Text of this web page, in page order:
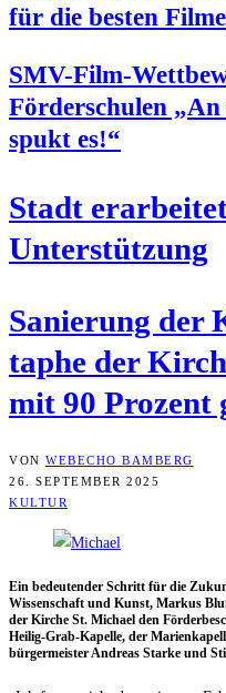
für die bes­ten Filme
SMV-Film-
För­der­schu­len „An
spukt es!“
Stadt
Unterstützung
Sanie­rung der
ta­phe der
mit 90 Pro­zent
VON WEBECHO BAMBERG
26. SEPTEMBER 2025
KULTUR
Ein bedeu­ten­der Schritt für die
Wis­sen­schaft und Kunst, Mar­kus
der Kir­che St. Micha­el den
Hei­lig-Grab-Kapel­le, der
bür­ger­meis­ter Andre­as Star­ke und